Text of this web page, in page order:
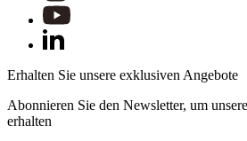
Erhalten Sie unsere exklusiven Angebote
Abonnieren Sie den Newsletter, um
erhalten